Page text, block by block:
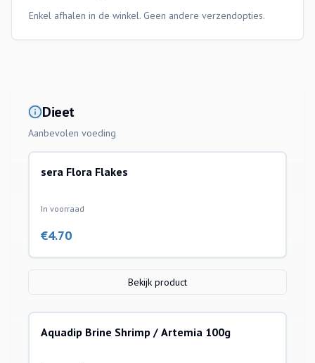
Enkel afhalen in de winkel. Geen andere verzendopties.
Dieet
Aanbevolen voeding
sera Flora Flakes
In voorraad
€4.70
Bekijk product
Aquadip Brine Shrimp / Artemia 100g